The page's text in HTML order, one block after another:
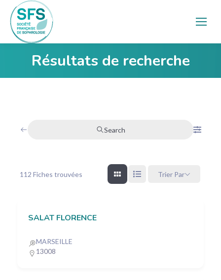
Résultats de recherche
Vous êtes ici :
Search
112 Fiches trouvées Trier Par
SALAT FLORENCE
MARSEILLE
13008